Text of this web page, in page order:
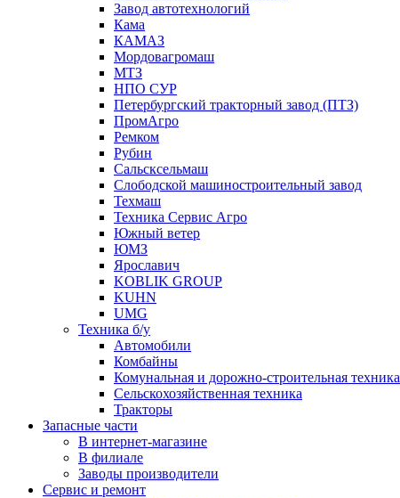
Завод автотехнологий
Кама
КАМАЗ
Мордовагромаш
МТЗ
НПО СУР
Петербургский тракторный завод (ПТЗ)
ПромАгро
Ремком
Рубин
Сальскcельмаш
Слободской машиностроительный завод
Техмаш
Техника Сервис Агро
Южный ветер
ЮМЗ
Ярославич
KOBLIK GROUP
KUHN
UMG
Техника б/у
Автомобили
Комбайны
Комунальная и дорожно-строительная техника
Сельскохозяйственная техника
Тракторы
Запасные части
В интернет-магазине
В филиале
Заводы производители
Сервис и ремонт